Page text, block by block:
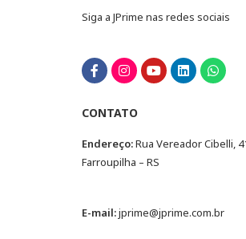
Siga a JPrime nas redes sociais
CONTATO
Endereço:Rua Vereador Cibelli,
Farroupilha – RS
E-mail:jprime@jprime.com.br